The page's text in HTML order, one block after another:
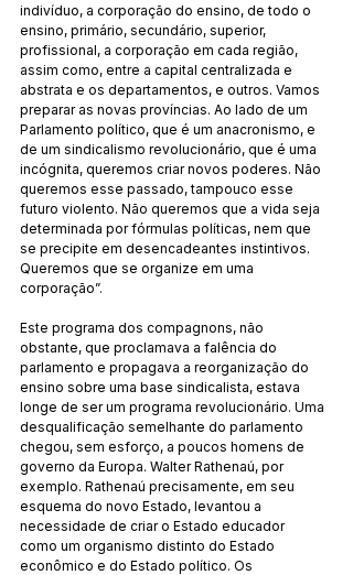
indivíduo, a corporação do ensino, de todo o
ensino, primário, secundário, superior,
profissional, a corporação em cada região,
assim como, entre a capital centralizada e
abstrata e os departamentos, e outros. Vamos
preparar as novas províncias. Ao lado de um
Parlamento político, que é um anacronismo, e
de um sindicalismo revolucionário, que é uma
incógnita, queremos criar novos poderes. Não
queremos esse passado, tampouco esse
futuro violento. Não queremos que a vida seja
determinada por fórmulas políticas, nem que
se precipite em desencadeantes instintivos.
Queremos que se organize em uma
corporação”.
Este programa dos compagnons, não
obstante, que proclamava a falência do
parlamento e propagava a reorganização do
ensino sobre uma base sindicalista, estava
longe de ser um programa revolucionário. Uma
desqualificação semelhante do parlamento
chegou, sem esforço, a poucos homens de
governo da Europa. Walter Rathenaú, por
exemplo. Rathenaú precisamente, em seu
esquema do novo Estado, levantou a
necessidade de criar o Estado educador
como um organismo distinto do Estado
econômico e do Estado político. Os